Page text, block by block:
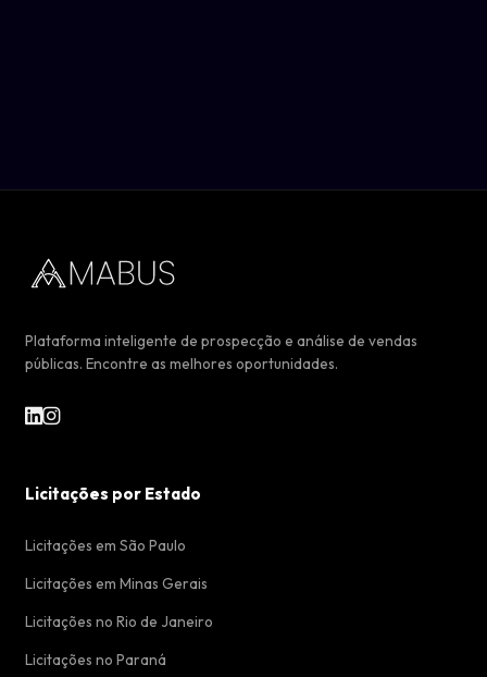
Plataforma inteligente de prospecção e análise de vendas
públicas. Encontre as melhores oportunidades.
Licitações por Estado
Licitações em São Paulo
Licitações em Minas Gerais
Licitações no Rio de Janeiro
Licitações no Paraná